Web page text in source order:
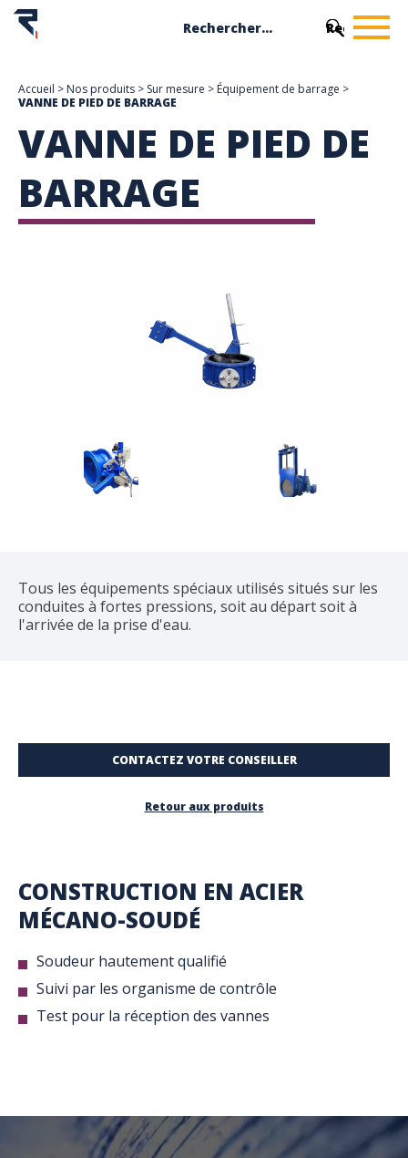
Accueil > Nos produits > Sur mesure > Équipement de barrage >
VANNE DE PIED DE BARRAGE
VANNE DE PIED DE
BARRAGE
Tous les équipements spéciaux utilisés situés sur les
conduites à fortes pressions, soit au départ soit à
l'arrivée de la prise d'eau.
CONTACTEZ VOTRE CONSEILLER
Retour aux produits
CONSTRUCTION EN ACIER
MÉCANO-SOUDÉ
Soudeur hautement qualifié
Suivi par les organisme de contrôle
Test pour la réception des vannes